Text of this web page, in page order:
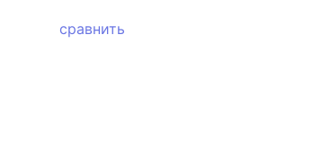
сравнить